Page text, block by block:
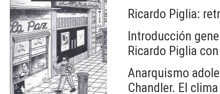
Ricardo Piglia:
Introducción
Ricardo Piglia
Anarquismo
Chandler. El